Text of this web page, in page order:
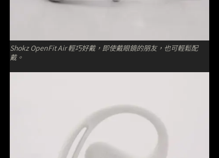
Shokz OpenFit Air 輕巧好戴，即使戴眼鏡的朋友，也可輕鬆配
戴。